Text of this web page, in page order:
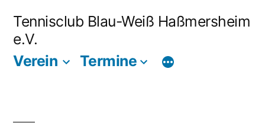
Inhalt
springen
Tennisclub Blau-Weiß Haßmersheim
e.V.
Verein
Termine